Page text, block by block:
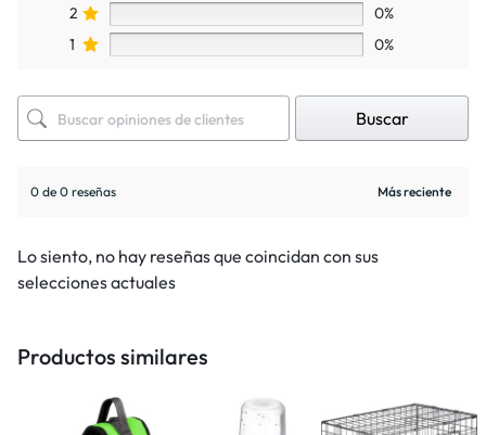
2
0%
1
0%
Buscar
0 de 0 reseñas
Lo siento, no hay reseñas que coincidan con sus
selecciones actuales
Productos similares